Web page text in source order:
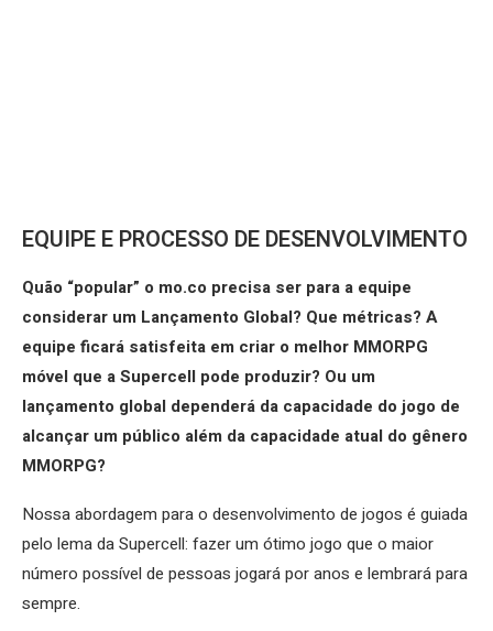
EQUIPE E PROCESSO DE DESENVOLVIMENTO
Quão “popular” o mo.co precisa ser para a equipe
considerar um Lançamento Global? Que métricas? A
equipe ficará satisfeita em criar o melhor MMORPG
móvel que a Supercell pode produzir? Ou um
lançamento global dependerá da capacidade do jogo de
alcançar um público além da capacidade atual do gênero
MMORPG?
Nossa abordagem para o desenvolvimento de jogos é guiada
pelo lema da Supercell: fazer um ótimo jogo que o maior
número possível de pessoas jogará por anos e lembrará para
sempre.